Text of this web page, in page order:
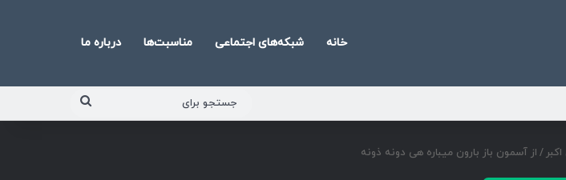
خانه شبکه‌های اجتماعی مناسبت‌ها درباره ما
/ از آسمون باز بارون میباره هی دونه ذونه